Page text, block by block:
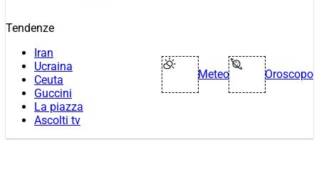
Tendenze
Iran
Ucraina
Ceuta
Guccini
La piazza
Ascolti tv
Meteo Oroscopo